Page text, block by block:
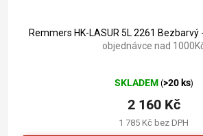
Remmers HK-LASUR 5L 2261 Bezbarvý
objednávce nad
hodnocení
produktu
je
5,0
SKLADEM (>20 ks)
1 785 Kč bez DPH
2 160 Kč